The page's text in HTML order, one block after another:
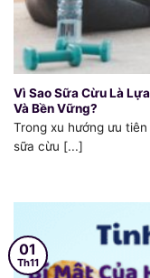
Vì Sao Sữa Cừu Là
Và Bền Vững?
Trong xu hướng ưu
sữa cừu [...]
01
Th11